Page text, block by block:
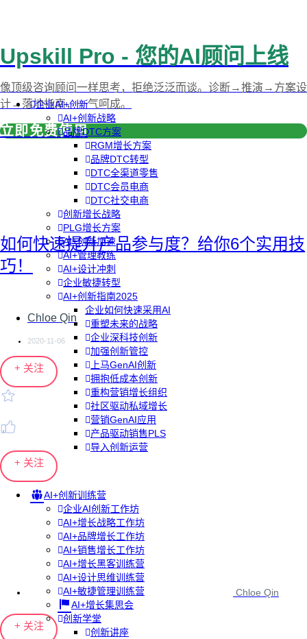
企业AI+创新
AI+创新战略
品牌DTC方案
RGM增长方案
品牌DTC转型
DTC全渠道零售
DTC会员电商
DTC社交电商
创新增长战略
PLG增长方案
AI+创新加速
AI+管理教练
AI+设计冲刺
企业敏捷转型
AI+创新指南2025
企业如何快速采用AI
重塑未来的战略
企业深科技创新
加强创新管控
上马GenAI创新
拥抱低成本创新
重构营销增长组织
社区驱动私域增长
营销GenAI应用
产品驱动销售PLS
导入创新运营
AI+创新训练营
企业AI创新工作坊
AI+增长战略工作坊
AI+品牌增长工作坊
AI+销售增长工作坊
AI+增长黑客训练营
AI+设计思维训练营
AI+敏捷管理训练营
AI+增长集思会
创新学堂
创新讲座
Upskill Pro - 您的AI顾问上线
像顶级咨询顾问一样思考，拒绝泛泛而谈。诊断→推演→方案设
计→落地指南，一气呵成。
立即免费使用
如何快速提升产品参与度？给你6个实用技
巧！
Chloe Qin
2020-11-06
+ 关注
+ 关注
Chloe Qin
+ 关注